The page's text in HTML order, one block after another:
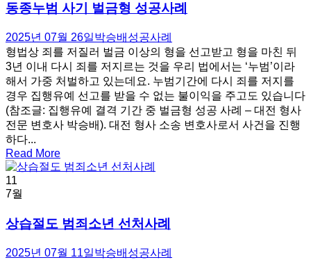
동종누범 사기 벌금형 성공사례
2025년 07월 26일박승배 성공사례
형법상 죄를 저질러 벌금 이상의 형을 선고받고 형을 마친 뒤
3년 이내 다시 죄를 저지르는 것을 우리 법에서는 ‘누범’이라
해서 가중 처벌하고 있는데요. 누범기간에 다시 죄를 저지를
경우 집행유예 선고를 받을 수 없는 불이익을 주고도 있습니다
(참조글: 집행유예 결격 기간 중 벌금형 성공 사례 – 대전 형사
전문 변호사 박승배). 대전 형사 소송 변호사로서 사건을 진행
하다...
Read More
11
7월
상습절도 범죄소년 선처사례
2025년 07월 11일박승배 성공사례